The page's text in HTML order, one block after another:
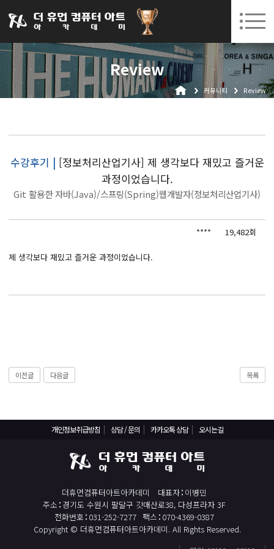
031-252-7277 수원캠퍼스 개강 08. 18.(화)
로그인 회원가입 고객센터
Review
커뮤니티 Review
수강후기 | [정보처리산업기사] 제 생각보다 재밌고 즐거운
과정이었습니다.
Git 활용한 자바(Java)/스프링(Spring)웹개발자(정보처리산업기사)
**** 19,482회
제 생각보다 재밌고 즐거운 과정이었습니다.
이전글 다음글 목록
개인정보취급방침 상담 / 문의 카카오톡 상담 오시는길
더휴먼컴퓨터아트아카데미 대표자 이병민
주소 경기도 수원시 팔달구 갓매산로38, 다성프라자 3F
전화번호 031-252-7277 팩스 070-4369-0387
Copyright © 더휴먼컴퓨터아트아카데미. All Rights Reserved.
아카데미소개
인사말
오시는길
BIM 건축설계 및 실내건축설계(캐드(CAD),맥스(MAX),레빗(REVIT))실무자 양성과정
반응형/웹퍼블리셔/프론트엔드 웹개발자(웹디자인)
전산세무회계 자격취득과정[전산회계1급/전산세무2급/FAT1급/TAT2급]
직업상담사 2급 (필기+실기) 자격증 취득과정
일러스트 자격증 취득과정(GTQi 1급)
전산회계 1급 / FAT 1급 자격증 취득과정
전산세무 2급 / TAT 2급 자격증 취득과정